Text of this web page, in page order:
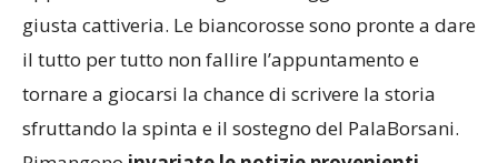
approcciare subito la gara con aggressività e la
giusta cattiveria. Le biancorosse sono pronte a dare
il tutto per tutto non fallire l’appuntamento e
tornare a giocarsi la chance di scrivere la storia
sfruttando la spinta e il sostegno del PalaBorsani.